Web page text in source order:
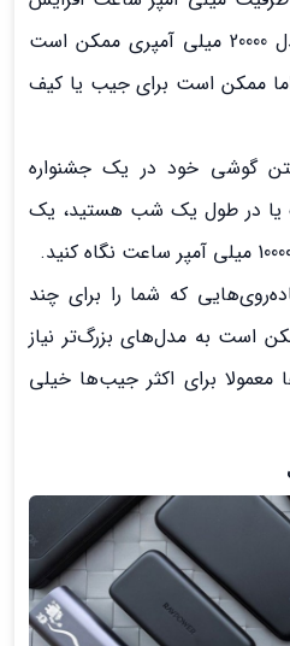
می‌یابد. در حالی که یک مدل 20000 میلی آمپری ممکن است
اما ممکن است برای جیب یا کیف
گوشی خود در یک جشنواره
یا در طول یک شب هستید، یک
که شما را برای چند
است به مدل‌های بزرگ‌تر نیاز
معمولا برای اکثر جیب‌ها خیلی